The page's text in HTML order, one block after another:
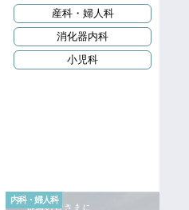
産科・婦人科
消化器内科
小児科
内科・婦人科